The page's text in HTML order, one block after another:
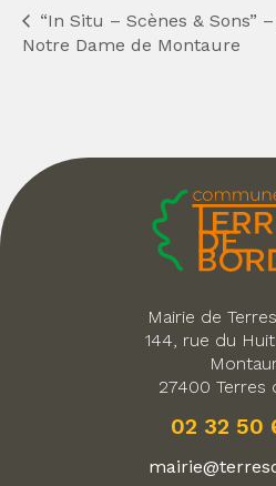
“In Situ – Scènes & Sons”
Notre Dame de Montaure
Mairie de
144, rue du
27400 Terres
02 32 50